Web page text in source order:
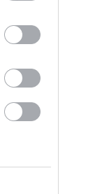
Napokon belül
elnököt az
Kiterjedt tüzek
Karcagon
Harmadfokú
Szolnokon klímát
A zárkában
körülményekről